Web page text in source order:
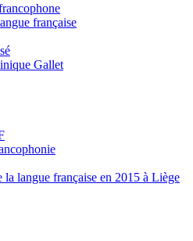
française
Gallet
langue française en 2015 à Liège